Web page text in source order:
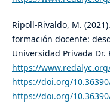
Ripoll-Rivaldo, M.
formación docente:
Universidad Privada Dr.
https://
https://doi.org/
https://doi.org/